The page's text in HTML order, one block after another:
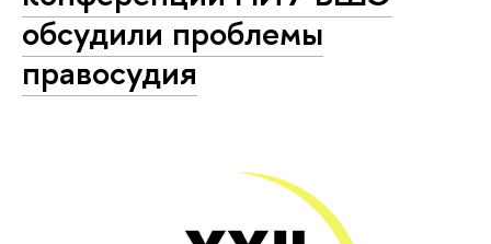
обсудили проблемы
правосудия